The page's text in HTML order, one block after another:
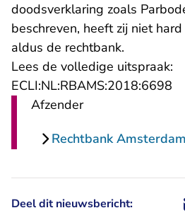
doodsverklaring zoals
beschreven, heeft zij niet
aldus de rechtbank.
Lees de volledige uitspraak:
ECLI:NL:RBAMS:2018:6698
Afzender
Rechtbank Amsterdam
Deel dit nieuwsbericht: Deel